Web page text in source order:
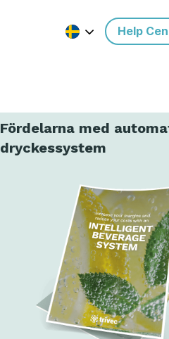
Help
Fördelarna med
dryckessystem